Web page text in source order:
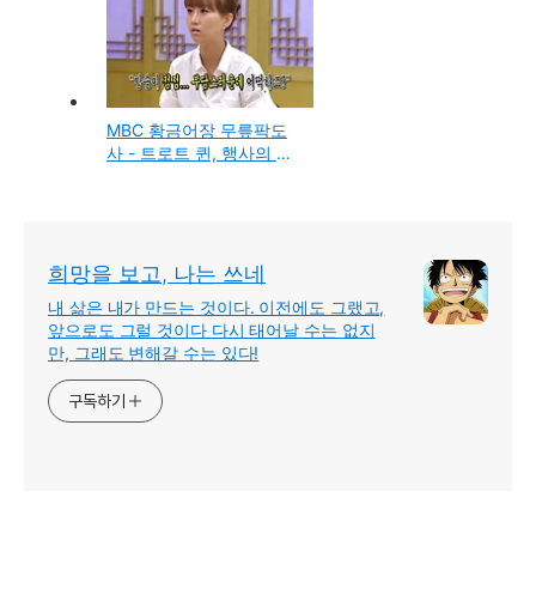
MBC 황금어장 무릎팍도
사 - 트로트 퀸, 행사의 여
희망을 보고, 나는 쓰네
내 삶은 내가 만드는 것이다. 이전에도 그랬고,
앞으로도 그럴 것이다 다시 태어날 수는 없지
만, 그래도 변해갈 수는 있다!
구독하기